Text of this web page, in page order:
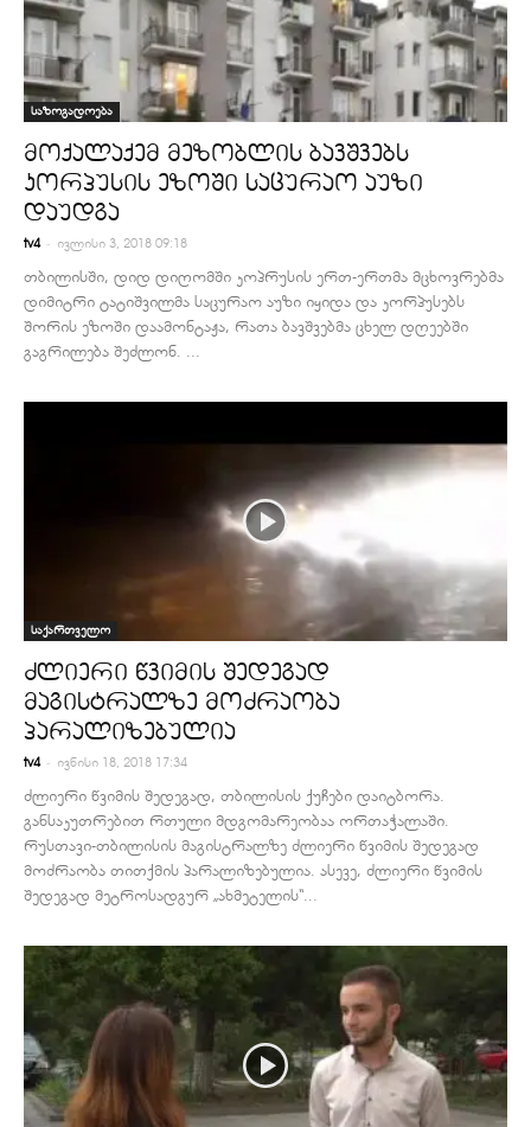
საზოგადოება
მოქალაქემ მეზობლის ბავშვებს
კორპუსის ეზოში საცურაო აუზი
დაუდგა
tv4 - ივლისი 3, 2018 09:18
თბილისში, დიდ დიღომში კოპრუსის ერთ-ერთმა მცხოვრებმა
დიმიტრი ტატიშვილმა საცურაო აუზი იყიდა და კორპუსებს
შორის ეზოში დაამონტაჟა, რათა ბავშვებმა ცხელ დღეებში
გაგრილება შეძლონ. ...
საქართველო
ძლიერი წვიმის შედეგად
მაგისტრალზე მოძრაობა
პარალიზებულია
tv4 - ივნისი 18, 2018 17:34
ძლიერი წვიმის შედეგად, თბილისის ქუჩები დაიტბორა.
განსაკუთრებით რთული მდგომარეობაა ორთაჭალაში.
რუსთავი-თბილისის მაგისტრალზე ძლიერი წვიმის შედეგად
მოძრაობა თითქმის პარალიზებულია. ასევე, ძლიერი წვიმის
შედეგად მეტროსადგურ „ახმეტელის“...